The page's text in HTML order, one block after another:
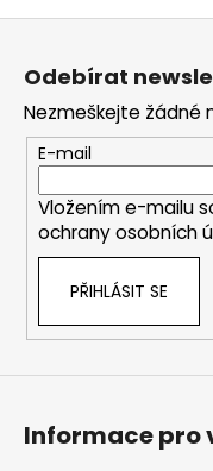
Z
Odebírat
Nezmeškejte žádné
E-mail
Vložením e-mailu
ochrany osobních
PŘIHLÁSIT SE
Informace pro